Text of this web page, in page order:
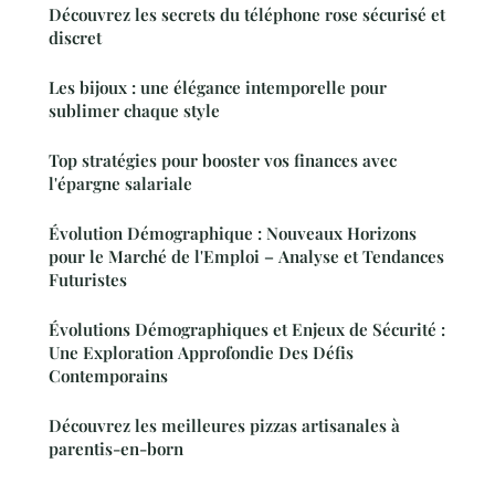
Découvrez les secrets du téléphone rose sécurisé et
discret
Les bijoux : une élégance intemporelle pour
sublimer chaque style
Top stratégies pour booster vos finances avec
l'épargne salariale
Évolution Démographique : Nouveaux Horizons
pour le Marché de l'Emploi – Analyse et Tendances
Futuristes
Évolutions Démographiques et Enjeux de Sécurité :
Une Exploration Approfondie Des Défis
Contemporains
Découvrez les meilleures pizzas artisanales à
parentis-en-born